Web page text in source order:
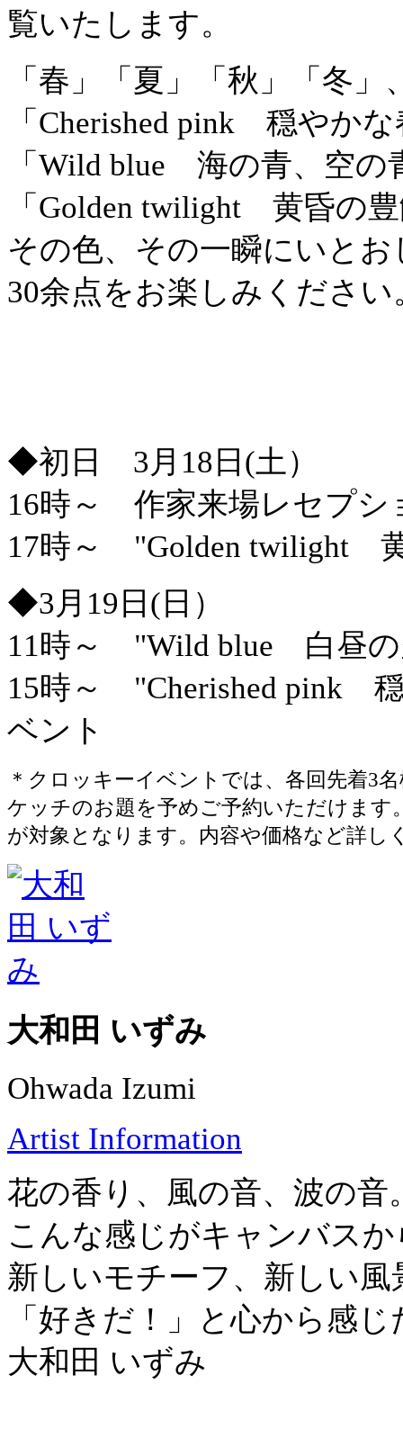
覧いたします。
「春」「夏」「秋」「冬
「Cherished pink 穏やか
「Wild blue 海の青、空の
「Golden twilight 黄昏の
その色、その一瞬にいと
30余点をお楽しみください
◆初日 3月18日(土）
16時～ 作家来場レセプシ
17時～ "Golden twilight
◆3月19日(日）
11時～ "Wild blue 白昼
15時～ "Cherished pink
ベント
＊クロッキーイベントでは、各回先着3
ケッチのお題を予めご予約いただけま
が対象となります。内容や価格など詳し
大和田 いずみ
Ohwada Izumi
Artist Information
花の香り、風の音、波の音
こんな感じがキャンバス
新しいモチーフ、新しい
「好きだ！」と心から感
大和田 いずみ